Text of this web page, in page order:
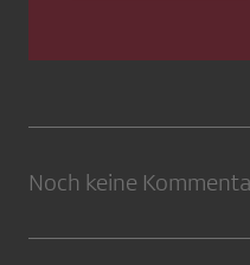
Noch keine